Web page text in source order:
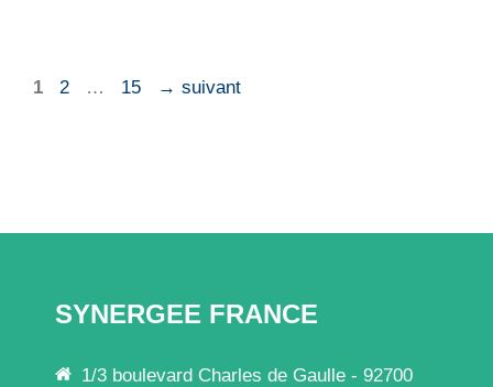
Page
1 Page
2 … Page
15 → suivant
SYNERGEE FRANCE
1/3 boulevard Charles de Gaulle - 92700